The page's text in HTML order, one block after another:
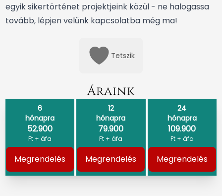
egyik sikertörténet projektjeink közül - ne halogassa
tovább, lépjen velünk kapcsolatba még ma!
Tetszik
Áraink
6
hónapra
52.900
Ft + áfa
Megrendelés
12
hónapra
79.900
Ft + áfa
Megrendelés
24
hónapra
109.900
Ft + áfa
Megrendelés